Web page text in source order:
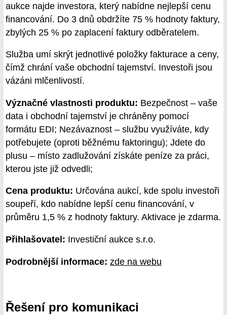
aukce najde investora, který nabídne nejlepší cenu
financování. Do 3 dnů obdržíte 75 % hodnoty faktury,
zbylých 25 % po zaplacení faktury odběratelem.
Služba umí skrýt jednotlivé položky fakturace a ceny,
čímž chrání vaše obchodní tajemství. Investoři jsou
vázáni mlčenlivostí.
Význačné vlastnosti produktu: Bezpečnost – vaše
data i obchodní tajemství je chráněny pomocí
formátu EDI; Nezávaznost – službu využíváte, kdy
potřebujete (oproti běžnému faktoringu); Jdete do
plusu – místo zadlužování získáte peníze za práci,
kterou jste již odvedli;
Cena produktu: Určována aukcí, kde spolu investoři
soupeří, kdo nabídne lepší cenu financování, v
průměru 1,5 % z hodnoty faktury. Aktivace je zdarma.
Přihlašovatel: Investiční aukce s.r.o.
Podrobnější informace: zde na webu
Řešení pro komunikaci